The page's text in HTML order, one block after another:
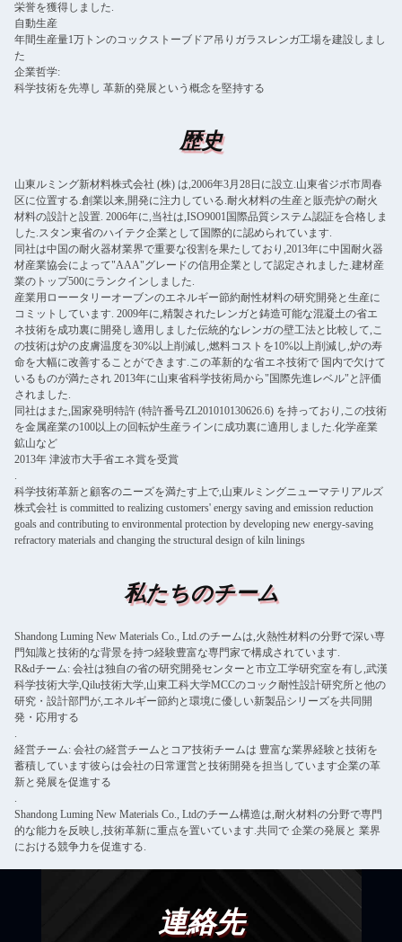
栄誉を獲得しました.
自動生産
年間生産量1万トンのコックストーブドア吊りガラスレンガ工場を建設しまし
た
企業哲学:
科学技術を先導し 革新的発展という概念を堅持する
歴史
山東ルミング新材料株式会社 (株) は,2006年3月28日に設立.山東省ジボ市周春
区に位置する.創業以来,開発に注力している.耐火材料の生産と販売炉の耐火
材料の設計と設置. 2006年に,当社は,ISO9001国際品質システム認証を合格しま
した.スタン東省のハイテク企業として国際的に認められています.
同社は中国の耐火器材業界で重要な役割を果たしており,2013年に中国耐火器
材産業協会によって"AAA"グレードの信用企業として認定されました.建材産
業のトップ500にランクインしました.
産業用ローータリーオーブンのエネルギー節約耐性材料の研究開発と生産に
コミットしています. 2009年に,精製されたレンガと鋳造可能な混凝土の省エ
ネ技術を成功裏に開発し適用しました伝統的なレンガの壁工法と比較して,こ
の技術は炉の皮膚温度を30%以上削減し,燃料コストを10%以上削減し,炉の寿
命を大幅に改善することができます.この革新的な省エネ技術で 国内で欠けて
いるものが満たされ 2013年に山東省科学技術局から"国際先進レベル"と評価
されました.
同社はまた,国家発明特許 (特許番号ZL201010130626.6) を持っており,この技術
を金属産業の100以上の回転炉生産ラインに成功裏に適用しました.化学産業
鉱山など
2013年 津波市大手省エネ賞を受賞
.
科学技術革新と顧客のニーズを満たす上で,山東ルミングニューマテリアルズ
株式会社 is committed to realizing customers' energy saving and emission reduction
goals and contributing to environmental protection by developing new energy-saving
refractory materials and changing the structural design of kiln linings
私たちのチーム
Shandong Luming New Materials Co., Ltd.のチームは,火熱性材料の分野で深い専
門知識と技術的な背景を持つ経験豊富な専門家で構成されています.
R&dチーム: 会社は独自の省の研究開発センターと市立工学研究室を有し,武漢
科学技術大学,Qilu技術大学,山東工科大学MCCのコック耐性設計研究所と他の
研究・設計部門が,エネルギー節約と環境に優しい新製品シリーズを共同開
発・応用する
.
経営チーム: 会社の経営チームとコア技術チームは 豊富な業界経験と技術を
蓄積しています彼らは会社の日常運営と技術開発を担当しています企業の革
新と発展を促進する
.
Shandong Luming New Materials Co., Ltdのチーム構造は,耐火材料の分野で専門
的な能力を反映し,技術革新に重点を置いています.共同で 企業の発展と 業界
における競争力を促進する.
連絡先